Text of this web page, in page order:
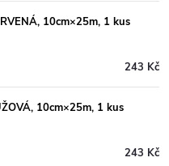
10cm×25m, 1 kus
243 Kč
10cm×25m, 1 kus
243 Kč